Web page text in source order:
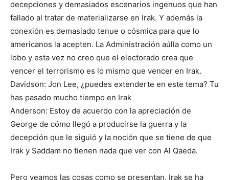
decepciones y demasiados escenarios ingenuos que han
fallado al tratar de materializarse en Irak. Y además la
conexión es demasiado tenue o cósmica para que lo
americanos la acepten. La Administración aúlla como un
lobo y esta vez no creo que el electorado crea que
vencer el terrorismo es lo mismo que vencer en Irak.
Davidson: Jon Lee, ¿puedes extenderte en este tema? Tu
has pasado mucho tiempo en Irak
Anderson: Estoy de acuerdo con la apreciación de
George de cómo llegó a producirse la guerra y la
decepción que le siguió y la noción que se tiene de que
Irak y Saddam no tienen nada que ver con Al Qaeda.
Pero veamos las cosas como se presentan. Irak se ha